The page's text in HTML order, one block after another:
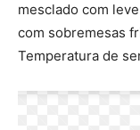
mesclado com
com sobremesas
Temperatura de